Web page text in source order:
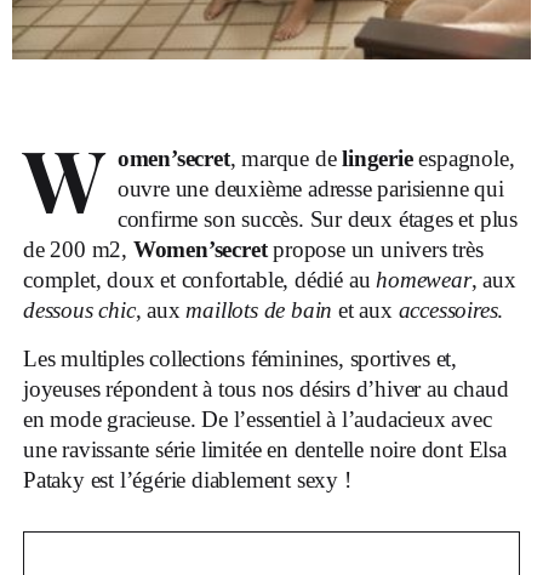
W omen’secret, marque delingerieespagnole,
ouvre une deuxième adresse parisienne qui
confirme son succès. Sur deux étages et plus
de 200 m2, Women’secretpropose un univers très
complet, doux et confortable, dédié au homewear, aux
dessous chic, aux maillots de bain et aux accessoires.
Les multiples collections féminines, sportives et,
joyeuses répondent à tous nos désirs d’hiver au chaud
en mode gracieuse. De l’essentiel à l’audacieux avec
une ravissante série limitée en dentelle noire dont Elsa
Pataky est l’égérie diablement sexy !